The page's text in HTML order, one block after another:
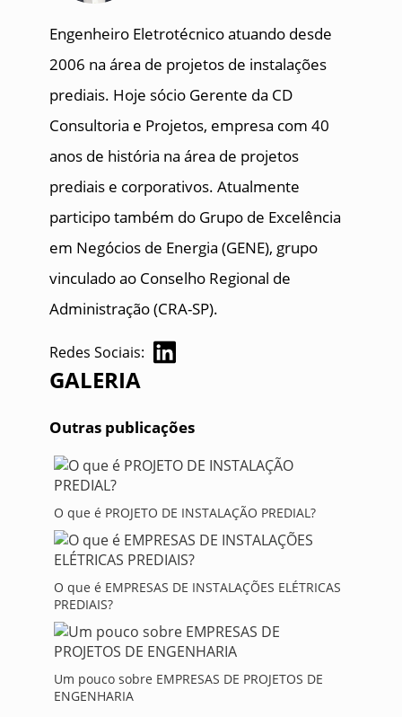
Engenheiro Eletrotécnico atuando desde
2006 na área de projetos de instalações
prediais. Hoje sócio Gerente da CD
Consultoria e Projetos, empresa com 40
anos de história na área de projetos
prediais e corporativos. Atualmente
participo também do Grupo de Excelência
em Negócios de Energia (GENE), grupo
vinculado ao Conselho Regional de
Administração (CRA-SP).
Redes Sociais:
GALERIA
Outras publicações
O que é PROJETO DE INSTALAÇÃO PREDIAL?
O que é EMPRESAS DE INSTALAÇÕES ELÉTRICAS
PREDIAIS?
Um pouco sobre EMPRESAS DE PROJETOS DE
ENGENHARIA